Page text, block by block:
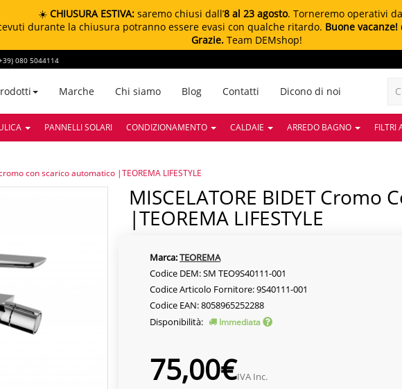
☀️ CHIUSURA ESTIVA: saremo chiusi dall’8 al 23 agosto. Torneremo operativi
durante la chiusura potranno essere evasi con qualche ritardo. Buone vacanze!
Grazie. Team DEMshop!
080 5044114
Marche Chi siamo Blog Contatti Dicono di noi
PANNELLI SOLARI CONDIZIONAMENTO CALDAIE ARREDO BAGNO FILTRI
con scarico automatico |TEOREMA LIFESTYLE
MISCELATORE BIDET Cromo Con Scarico Automatico
|TEOREMA LIFESTYLE
Marca:TEOREMA
Codice DEM: SM TEO9S40111-001
Codice Articolo Fornitore: 9S40111-001
Codice EAN: 8058965252288
Disponibilità:
Immediata
75,00€IVA Inc.